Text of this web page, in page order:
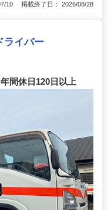
10 掲載終了日： 2026/08/28
ライバー
間休日120日以上